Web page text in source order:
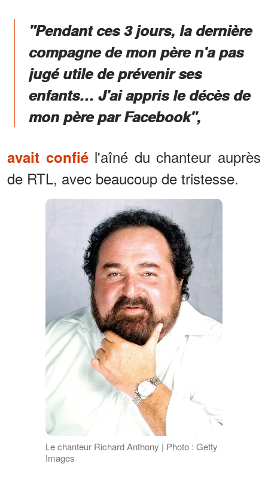
"Pendant ces 3 jours, la dernière
compagne de mon père n'a pas
jugé utile de prévenir ses
enfants… J'ai appris le décès de
mon père par Facebook",
avait confiél'aîné du chanteur auprès
de RTL, avec beaucoup de tristesse.
Le chanteur Richard Anthony | Photo : Getty
Images